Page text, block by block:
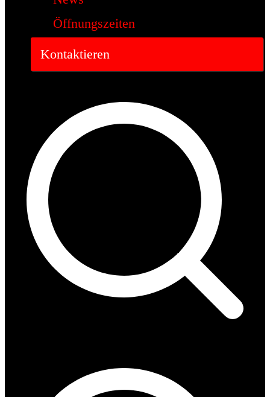
Öffnungszeiten
Kontaktieren